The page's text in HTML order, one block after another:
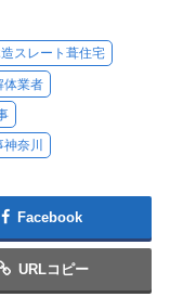
スレート葺住宅
体業者
奈川
Facebook
URLコピー